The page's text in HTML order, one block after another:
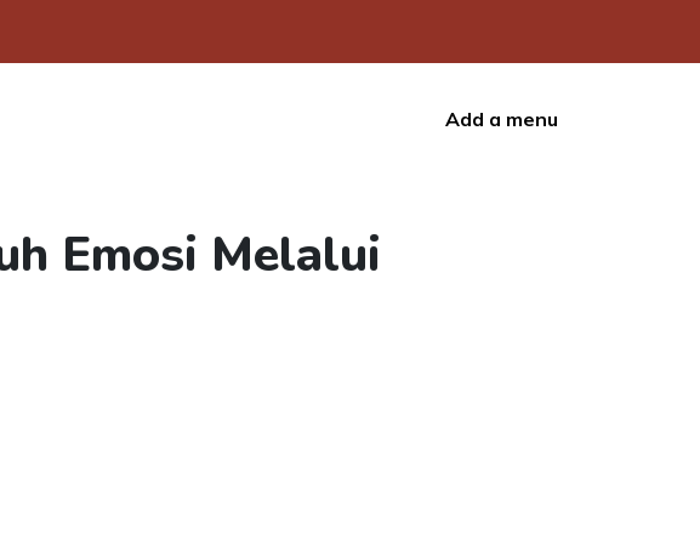
Add a menu
Emosi Melalui